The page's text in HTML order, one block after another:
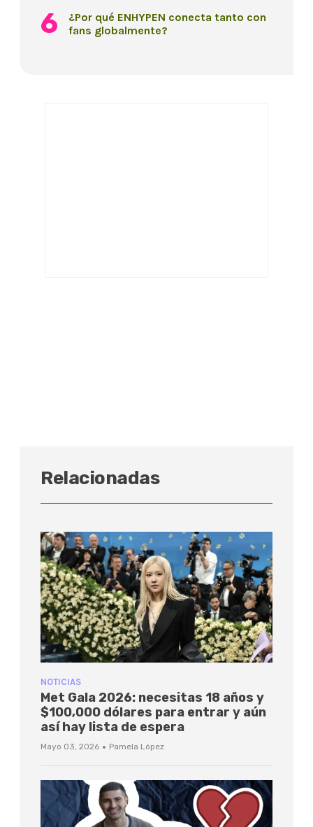
¿Por qué ENHYPEN conecta tanto con
fans globalmente?
Relacionadas
NOTICIAS
Met Gala 2026: necesitas 18 años y
$100,000 dólares para entrar y aún
así hay lista de espera
Mayo 03, 2026 · Pamela López